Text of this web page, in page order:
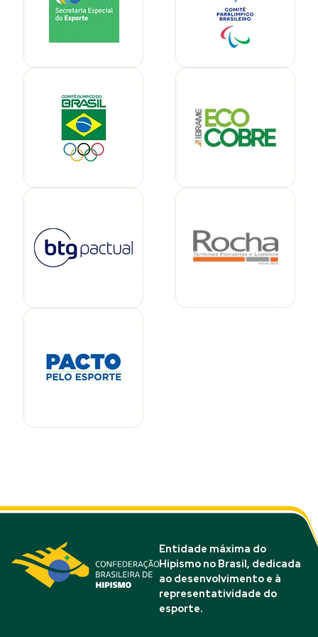
Entidade máxima do
Hipismo no Brasil, dedicada
ao desenvolvimento e à
representatividade do
esporte.